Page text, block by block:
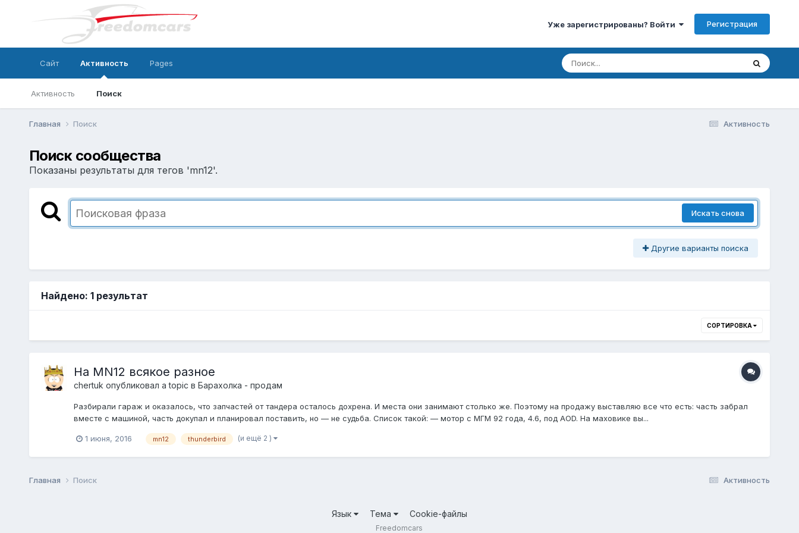
Уже зарегистрированы? Войти Регистрация
Сайт Активность
Активность Поиск
Pages
Активность
Главная Поиск
Поиск сообщества
Показаны результаты для тегов 'mn12'.
Искать снова
Другие варианты поиска
Найдено: 1 результат
СОРТИРОВКА
На MN12 всякое разное
chertuk опубликовал a topic в Барахолка - продам
Разбирали гараж и оказалось, что запчастей от тандера осталось дохрена. И места они занимают столько же. Поэтому на продажу выставляю все что есть: часть забрал
вместе с машиной, часть докупал и планировал поставить, но — не судьба. Список такой: — мотор с МГМ 92 года, 4.6, под AOD. На маховике вы...
1 июня, 2016 mn12 thunderbird (и ещё 2 )
Активность
Главная Поиск
Язык Тема Cookie-файлы
Freedomcars